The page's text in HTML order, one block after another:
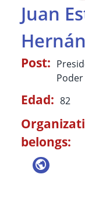
Juan
Post:
Edad: 82
belongs: